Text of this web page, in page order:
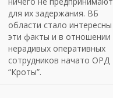
для их задержания. ВБ
области стало интересны
эти факты и в отношении
нерадивых оперативных
сотрудников начато ОРД
“Кроты”.